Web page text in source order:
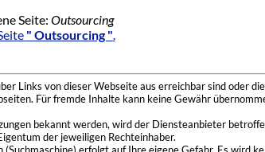
Seite: Outsourcing
" Outsourcing "
Links von dieser Webseite aus erreichbar sind oder
Für fremde Inhalte kann keine Gewähr
bekannt werden, wird der Diensteanbieter
der jeweiligen Rechteinhaber.